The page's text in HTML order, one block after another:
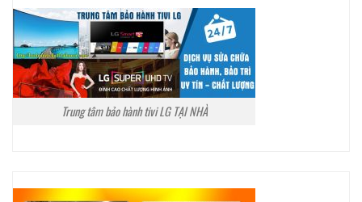
Trung tâm bảo hành tivi LG TẠI NHÀ